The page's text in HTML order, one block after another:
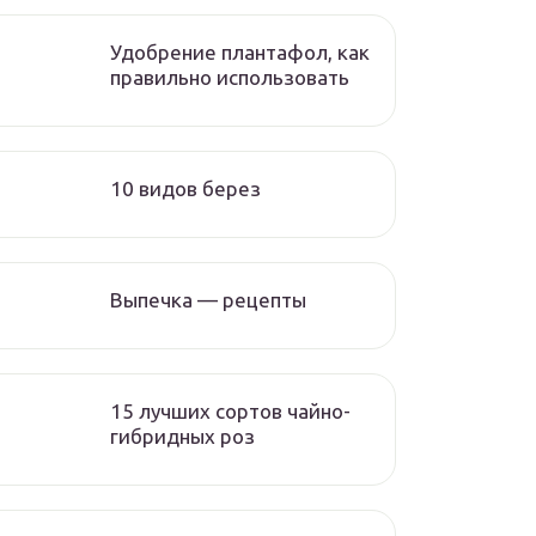
Удобрение плантафол, как
правильно использовать
10 видов берез
Выпечка — рецепты
15 лучших сортов чайно-
гибридных роз